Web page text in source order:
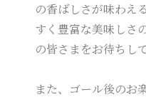
の香ばしさが味わえ
すく豊富な美味しさ
の皆さまをお待ちし
また、ゴール後のお